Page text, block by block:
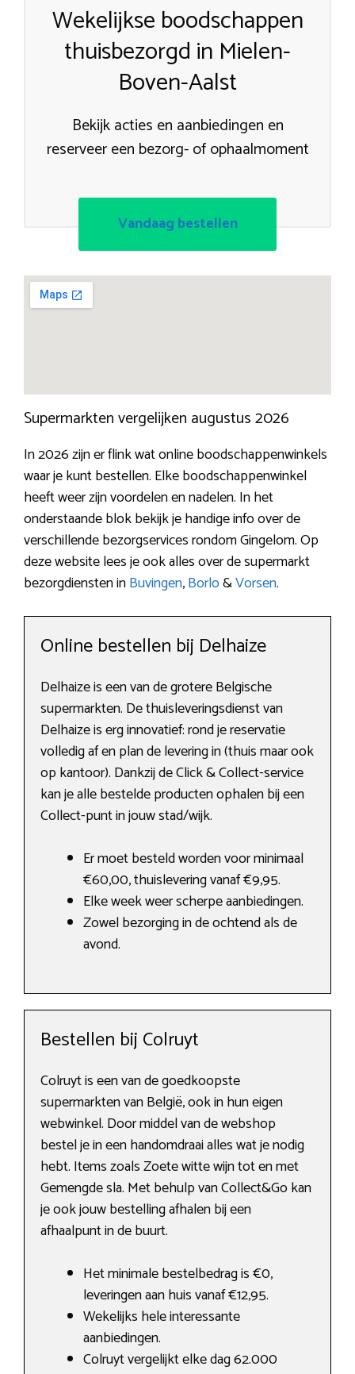
Wekelijkse boodschappen
thuisbezorgd in Mielen-
Boven-Aalst
Bekijk acties en aanbiedingen en
reserveer een bezorg- of ophaalmoment
Vandaag bestellen
Supermarkten vergelijken augustus 2026
In 2026 zijn er flink wat online boodschappenwinkels
waar je kunt bestellen. Elke boodschappenwinkel
heeft weer zijn voordelen en nadelen. In het
onderstaande blok bekijk je handige info over de
verschillende bezorgservices rondom Gingelom. Op
deze website lees je ook alles over de supermarkt
bezorgdiensten inBuvingen,Borlo&Vorsen.
Online bestellen bij Delhaize
Delhaize is een van de grotere Belgische
supermarkten. De thuisleveringsdienst van
Delhaize is erg innovatief: rond je reservatie
volledig af en plan de levering in (thuis maar ook
op kantoor). Dankzij de Click & Collect-service
kan je alle bestelde producten ophalen bij een
Collect-punt in jouw stad/wijk.
Er moet besteld worden voor minimaal
€60,00, thuislevering vanaf €9,95.
Elke week weer scherpe aanbiedingen.
Zowel bezorging in de ochtend als de
avond.
Bestellen bij Colruyt
Colruyt is een van de goedkoopste
supermarkten van België, ook in hun eigen
webwinkel. Door middel van de webshop
bestel je in een handomdraai alles wat je nodig
hebt. Items zoals Zoete witte wijn tot en met
Gemengde sla. Met behulp van Collect&Go kan
je ook jouw bestelling afhalen bij een
afhaalpunt in de buurt.
Het minimale bestelbedrag is €0,
leveringen aan huis vanaf €12,95.
Wekelijks hele interessante
aanbiedingen.
Colruyt vergelijkt elke dag 62.000